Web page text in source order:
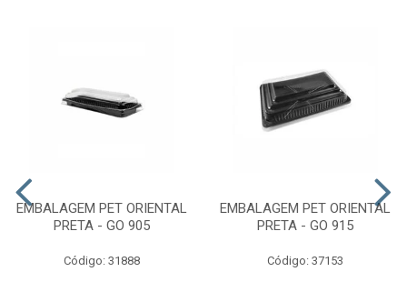
EMBALAGEM PET ORIENTAL
PRETA - GO 905
Código: 31888
EMBALAGEM PET ORIENTAL
PRETA - GO 915
Código: 37153